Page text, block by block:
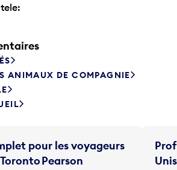
ANIMAUX DE COMPAGNIE
pour les voyageurs
Pearson